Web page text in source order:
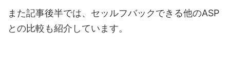
また記事後半では、セッルフバックできる他のASP
との比較も紹介しています。